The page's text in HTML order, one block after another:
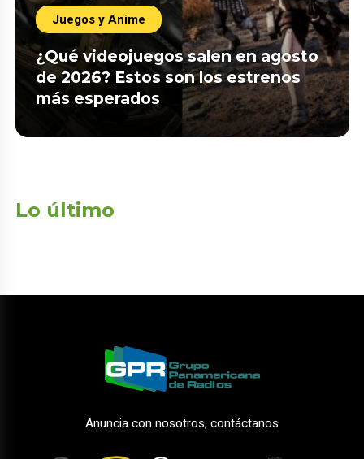
Juegos y Anime
¿Qué videojuegos salen en agosto
de 2026? Estos son los estrenos
más esperados
Lo último
Anuncia con nosotros, contáctanos